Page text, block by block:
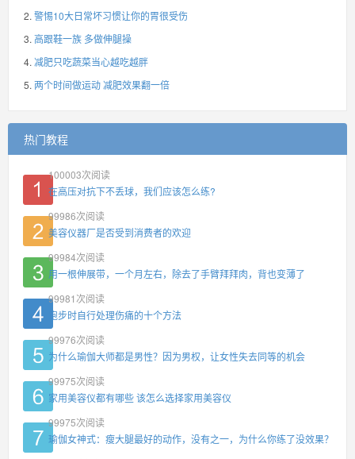
警惕10大日常坏习惯让你的胃很受伤
高跟鞋一族 多做伸腿操
减肥只吃蔬菜当心越吃越胖
两个时间做运动 减肥效果翻一倍
热门教程
100003次阅读
在高压对抗下不丢球，我们应该怎么练?
99986次阅读
美容仪器厂是否受到消费者的欢迎
99984次阅读
用一根伸展带，一个月左右，除去了手臂拜拜肉，背也变薄了
99981 次阅读
跑步时自行处理伤痛的十个方法
99976次阅读
为什么瑜伽大师都是男性？因为男权，让女性失去同等的机会
99975次阅读
家用美容仪都有哪些 该怎么选择家用美容仪
99975次阅读
瑜伽女神式：瘦大腿最好的动作，没有之一，为什么你练了没效果？